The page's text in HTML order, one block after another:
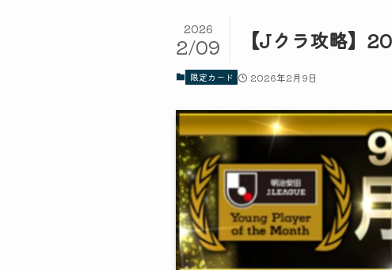
【Jクラ攻略】
2026
2/09
限定カード 2026年2月9日